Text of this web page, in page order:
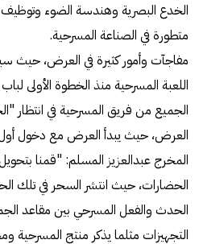
الخدع البصرية وهندسة الضوء وتوظيف
متطورة في الصناعة المسرحية.
مفاجآت وأمور كثيرة في العرض، حيث
اللعبة المسرحية منذ الخطوة الأولى
الجميع من فريق المسرحية في انتظار
العرض، حيث يبدأ العرض مع دخول أول
المخرج عبدالعزيز المسلم: "قمنا
الحضارات، حيث انتشر السحر في تلك
الحدث والفعل المسرحي بين مقاعد
التجهيزات مثلما يذكر منتج